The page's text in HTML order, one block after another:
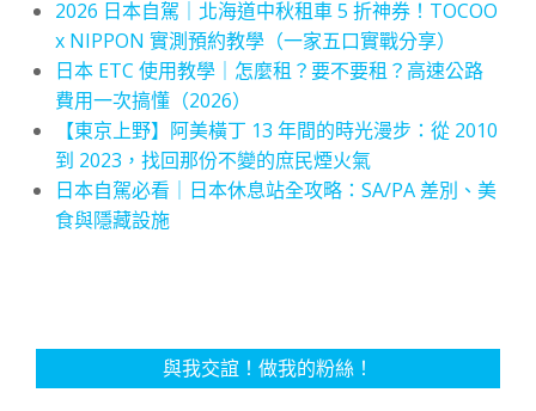
2026 日本自駕｜北海道中秋租車 5 折神券！TOCOO
x NIPPON 實測預約教學（一家五口實戰分享）
日本 ETC 使用教學｜怎麼租？要不要租？高速公路
費用一次搞懂（2026）
【東京上野】阿美橫丁 13 年間的時光漫步：從 2010
到 2023，找回那份不變的庶民煙火氣
日本自駕必看｜日本休息站全攻略：SA/PA 差別、美
食與隱藏設施
與我交誼！做我的粉絲！